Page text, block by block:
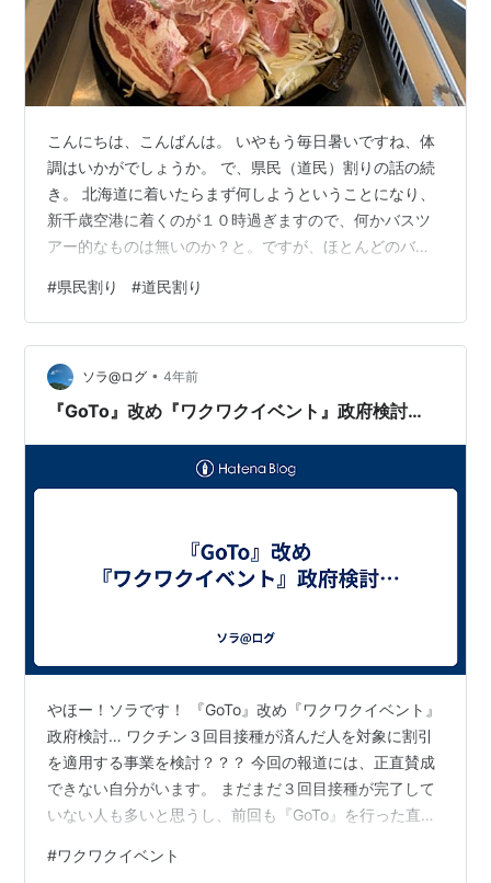
こんにちは、こんばんは。 いやもう毎日暑いですね、体
調はいかがでしょうか。 で、県民（道民）割りの話の続
き。 北海道に着いたらまず何しようということになり、
新千歳空港に着くのが１０時過ぎますので、何かバスツ
アー的なものは無いのか？と。ですが、ほとんどのバス
行くと一つだけ何やらありました。『アサヒビール園ジ
ンギスカン食べ飲み放題、北海道応援クーポン2,000円と
タクシーチケット1000円付』1人4,000円。 どうも純粋
なバスツアーでは無さそうです。 4,000円×2名=8,000
円を支払いし食べ飲み放題で、 ・北海道応援クーポン：
#県民割り #道民割り
ソラ@ログ • 4年前
『GoTo』改め『ワクワクイベント』政府検討…
やほー！ソラです！ 『GoTo』改め『ワクワクイベント』
政府検討… ワクチン３回目接種が済んだ人を対象に割引
を適用する事業を検討？？？ 今回の報道には、正直賛成
できない自分がいます。 まだまだ３回目接種が完了して
いない人も多いと思うし、前回も『GoTo』を行った直後
行けるようになったり、スポーツ観戦やイベント参加が
#ワクワクイベント